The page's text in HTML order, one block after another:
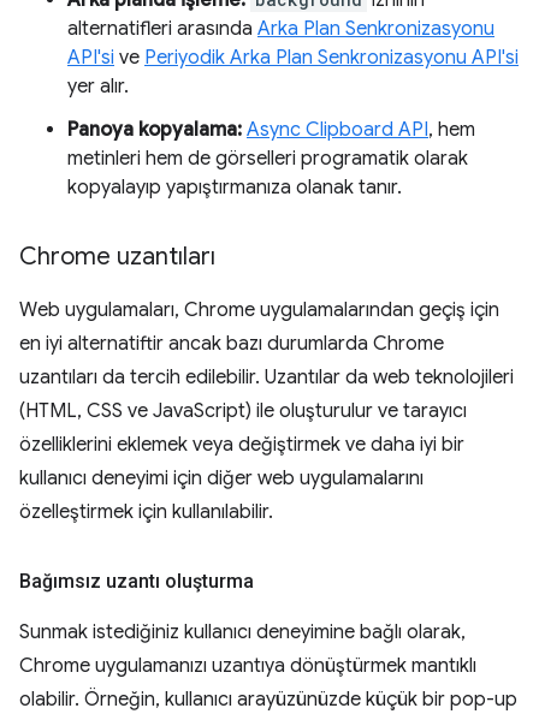
alternatifleri arasında Arka Plan Senkronizasyonu
API'si ve Periyodik Arka Plan Senkronizasyonu API'si
yer alır.
Panoya kopyalama: Async Clipboard API, hem
metinleri hem de görselleri programatik olarak
kopyalayıp yapıştırmanıza olanak tanır.
Chrome uzantıları
Web uygulamaları, Chrome uygulamalarından geçiş için
en iyi alternatiftir ancak bazı durumlarda Chrome
uzantıları da tercih edilebilir. Uzantılar da web teknolojileri
(HTML, CSS ve JavaScript) ile oluşturulur ve tarayıcı
özelliklerini eklemek veya değiştirmek ve daha iyi bir
kullanıcı deneyimi için diğer web uygulamalarını
özelleştirmek için kullanılabilir.
Bağımsız uzantı oluşturma
Sunmak istediğiniz kullanıcı deneyimine bağlı olarak,
Chrome uygulamanızı uzantıya dönüştürmek mantıklı
olabilir. Örneğin, kullanıcı arayüzünüzde küçük bir pop-up